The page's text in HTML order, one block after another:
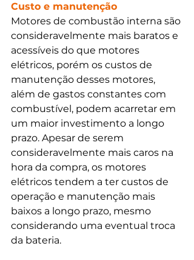
Custo e manutenção
Motores de combustão interna são
consideravelmente mais baratos e
acessíveis do que motores
elétricos, porém os custos de
manutenção desses motores,
além de gastos constantes com
combustível, podem acarretar em
um maior investimento a longo
prazo. Apesar de serem
consideravelmente mais caros na
hora da compra, os motores
elétricos tendem a ter custos de
operação e manutenção mais
baixos a longo prazo, mesmo
considerando uma eventual troca
da bateria.